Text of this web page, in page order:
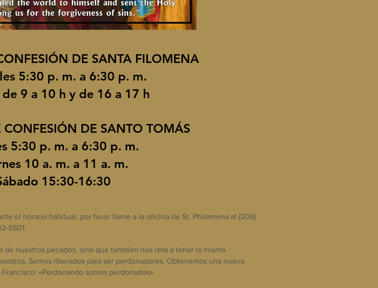
DE SANTA FILOMENA
5:30 p. m. a 6:30 p. m.
de 9 a 10 h y de 16 a 17 h
CONFESIÓN DE SANTO TOMÁS
5:30 p. m. a 6:30 p. m.
10 a. m. a 11 a. m.
15:30-16:30
el horario habitual: por favor llame a la oficina de St. Philomena al (206)
5501.
nuestros pecados, sino que también nos reta a tener la misma
Somos liberados para ser perdonadores. Obtenemos una nueva
«Perdonando somos perdonados».